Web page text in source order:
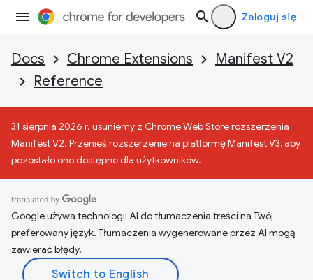
Zaloguj się
Docs Chrome Extensions
Manifest V2
Reference
31 sierpnia 2026 r. usuniemy z Chrome Web Store rozszerzenia
Manifest V2. Przenieś rozszerzenie na platformę Manifest V3, aby
pozostało ono dostępne dla użytkowników.
Google używa technologii AI do tłumaczenia treści na Twój
preferowany język. Tłumaczenia wygenerowane przez AI mogą
zawierać błędy.